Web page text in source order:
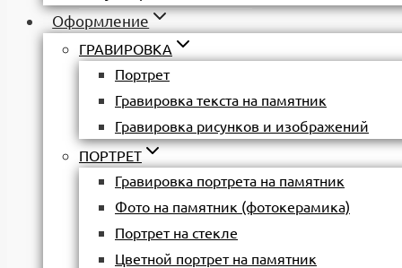
Оформление
ГРАВИРОВКА
Портрет
Гравировка текста на памятник
Гравировка рисунков и изображений
ПОРТРЕТ
Гравировка портрета на памятник
Фото на памятник (фотокерамика)
Портрет на стекле
Цветной портрет на памятник